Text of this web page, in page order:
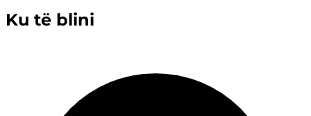
Ku të blini